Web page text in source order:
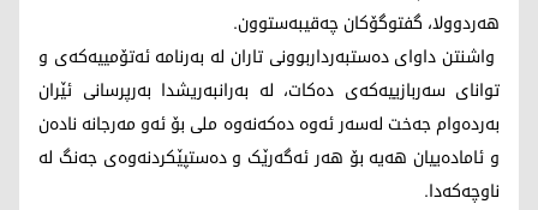
هەردوولا، گفتوگۆکان چەقیبەستوون.
واشنتن داوای دەستبەرداربوونی تاران لە بەرنامە ئەتۆمییەکەی و
توانای سەربازییەکەی دەکات، لە بەرانبەریشدا بەرپرسانی ئێران
بەردەوام جەخت لەسەر ئەوە دەکەنەوە ملی بۆ ئەو مەرجانە نادەن
و ئامادەییان هەیە بۆ هەر ئەگەرێک و دەستپێکردنەوەی جەنگ لە
ناوچەکەدا.